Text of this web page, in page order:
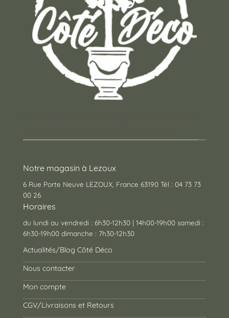
Notre magasin à Lezoux
6 Rue Porte Neuve LEZOUX, France 63190 Tél : 04 73 73
00 26
Horaires
du lundi au vendredi : 6h30-12h30 | 14h00-19h00 samedi :
6h30-19h00 dimanche : 7h30-12h30
Actualités/Blog Côté Déco
Nous contacter
Mon compte
CGV/Livraisons et Retours